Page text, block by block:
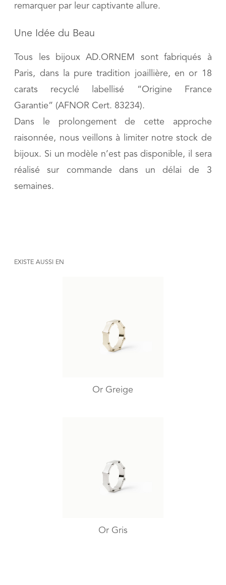
remarquer par leur captivante allure.
Une Idée du Beau
Tous les bijoux AD.ORNEM sont fabriqués à
Paris, dans la pure tradition joaillière, en or 18
carats recyclé labellisé “Origine France
Garantie” (AFNOR Cert. 83234).
Dans le prolongement de cette approche
raisonnée, nous veillons à limiter notre stock de
bijoux. Si un modèle n’est pas disponible, il sera
réalisé sur commande dans un délai de 3
semaines.
EXISTE AUSSI EN
Or Greige
Or Gris